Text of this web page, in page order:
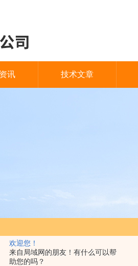
欢迎您！
来自局域网的朋友！有什么可以帮
助您的吗？
讯 技术文章
主营产品：巨天工业电子秤，智能电子秤，智能配方秤，智慧收货秤，自动称重机，精密电子天平，电子台秤，电子地磅，电子桌秤，在线称重设备等衡器的软硬件研发与非标定制